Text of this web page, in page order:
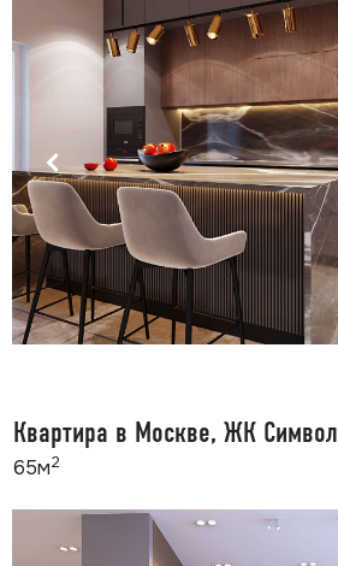
65м2
Квартира в Москве, ЖК Символ